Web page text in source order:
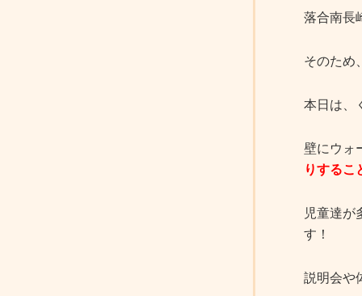
落合南長
そのため
本日は、
壁にウォ
りするこ
児童達が
す！
説明会や